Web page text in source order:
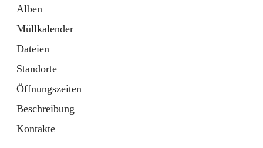
Alben
Müllkalender
Dateien
Standorte
Öffnungszeiten
Beschreibung
Kontakte
in
neuem
Tab